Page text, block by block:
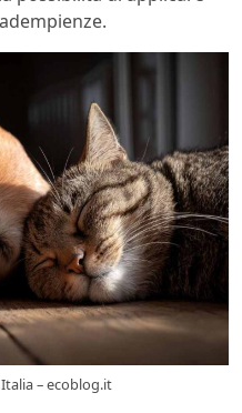
– ecoblog.it